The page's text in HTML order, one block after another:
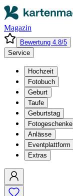
Magazin
Bewertung 4.8/5
Service
Hochzeit
Fotobuch
Geburt
Taufe
Geburtstag
Fotogeschenke
Anlässe
Eventplattform
Extras